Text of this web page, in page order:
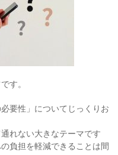
す。
要性」についてじっくりお
れない大きなテーマです
負担を軽減できることは間